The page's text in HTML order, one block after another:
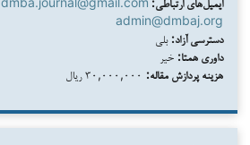
admin@dmbaj.org
دسترسی آزاد: بلی
داوری همتا: خیر
هزینه پردازش مقاله: